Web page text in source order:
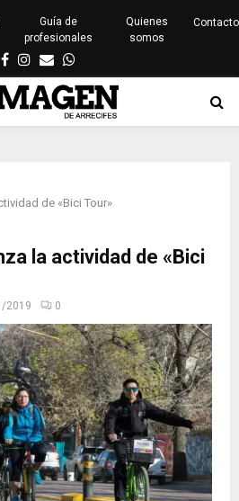
Guía de
profesionales
Quienes
somos
Contacto
Facebook
Instagram
EmailWhatsapp
de «Bici Tour»
la actividad de «Bici
2019 0